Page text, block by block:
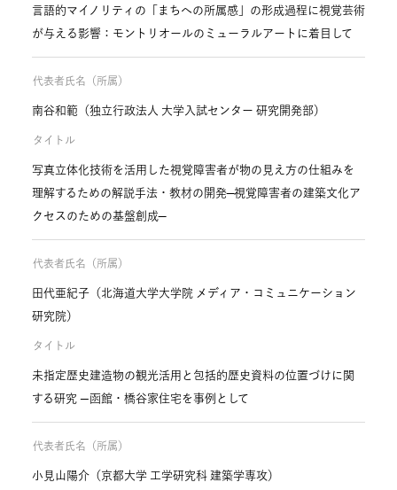
言語的マイノリティの「まちへの所属感」の形成過程に視覚芸術
が与える影響：モントリオールのミューラルアートに着目して
代表者氏名（所属）
南谷和範（独立行政法人 大学入試センター 研究開発部）
タイトル
写真立体化技術を活用した視覚障害者が物の見え方の仕組みを
理解するための解説手法・教材の開発―視覚障害者の建築文化ア
クセスのための基盤創成―
代表者氏名（所属）
田代亜紀子（北海道大学大学院 メディア・コミュニケーション
研究院）
タイトル
未指定歴史建造物の観光活用と包括的歴史資料の位置づけに関
する研究 —函館・橋谷家住宅を事例として
代表者氏名（所属）
小見山陽介（京都大学 工学研究科 建築学専攻）